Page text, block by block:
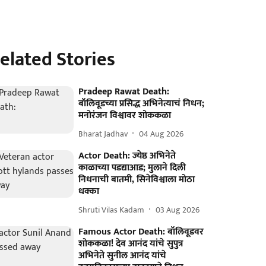
Stories
Pradeep Rawat Death:
बॉलिवूडच्या प्रसिद्ध अभिनेत्याचं निधन;
मनोरंजन विश्वावर शोककळा
Bharat Jadhav 04 Aug 2026
Actor Death: ज्येष्ठ अभिनेते
काळाच्या पडद्याआड; मुलाने दिली
निधनाची बातमी, सिनेविश्वाला मोठा
धक्का
Shruti Vilas Kadam 03 Aug 2026
Famous Actor Death: बॉलिवूडवर
शोककळा! देव आनंद यांचे सुपुत्र
अभिनेते सुनील आनंद यांचे